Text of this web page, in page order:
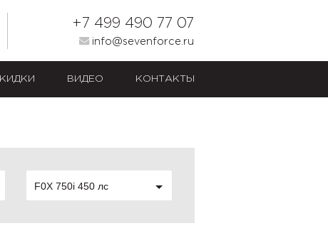
+7 499 490 77 07
info@sevenforce.ru
ВИДЕО КОНТАКТЫ
F0X 750i 450 лс